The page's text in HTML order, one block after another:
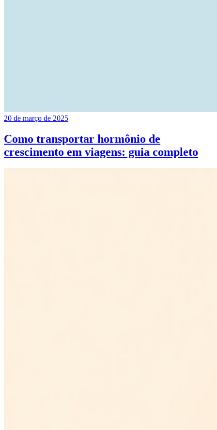
20 de março de 2025
Como transportar hormônio de
crescimento em viagens: guia completo